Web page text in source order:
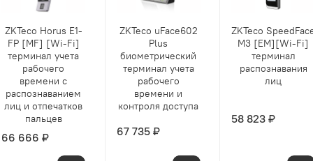
ZKTeco Horus E1-
FP [MF] [Wi-Fi]
терминал учета
рабочего
времени с
распознаванием
лиц и отпечатков
пальцев
66 666 ₽
ZKTeco uFace602
Plus
биометрический
терминал учета
рабочего
времени и
контроля доступа
67 735 ₽
ZKTeco
M3 [EM][Wi-Fi]
терминал
распознавания
лиц
58 823 ₽